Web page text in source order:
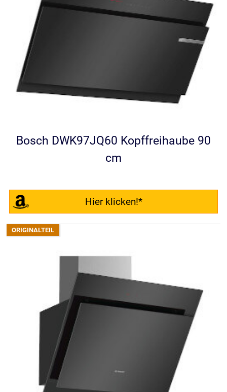
Bosch DWK97JQ60 Kopffreihaube 90
cm
Hier klicken!*